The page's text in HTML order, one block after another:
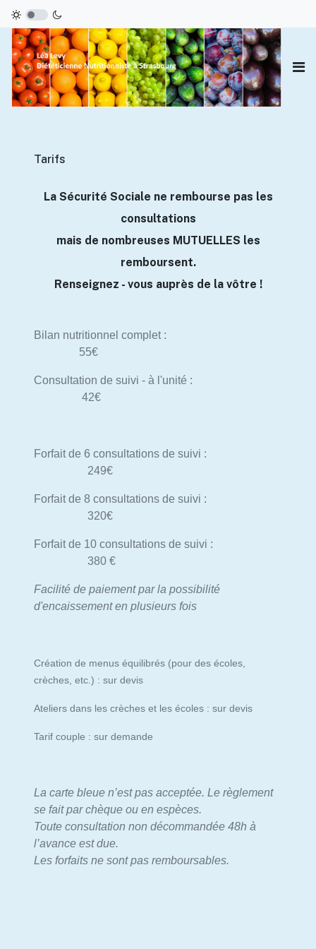
Tarifs
La Sécurité Sociale ne rembourse pas les
consultations
mais de nombreuses MUTUELLES les
remboursent.
Renseignez - vous auprès de la vôtre !
Bilan nutritionnel complet :
55€
Consultation de suivi - à l'unité :
42€
Forfait de 6 consultations de suivi :
249€
Forfait de 8 consultations de suivi :
320€
Forfait de 10 consultations de suivi :
380 €
Facilité de paiement par la possibilité
d'encaissement en plusieurs fois
Création de menus équilibrés (pour des écoles,
crèches, etc.) : sur devis
Ateliers dans les crèches et les écoles : sur devis
Tarif couple : sur demande
La carte bleue n’est pas acceptée. Le règlement
se fait par chèque ou en espèces.
Toute consultation non décommandée 48h à
l’avance est due.
Les forfaits ne sont pas remboursables.